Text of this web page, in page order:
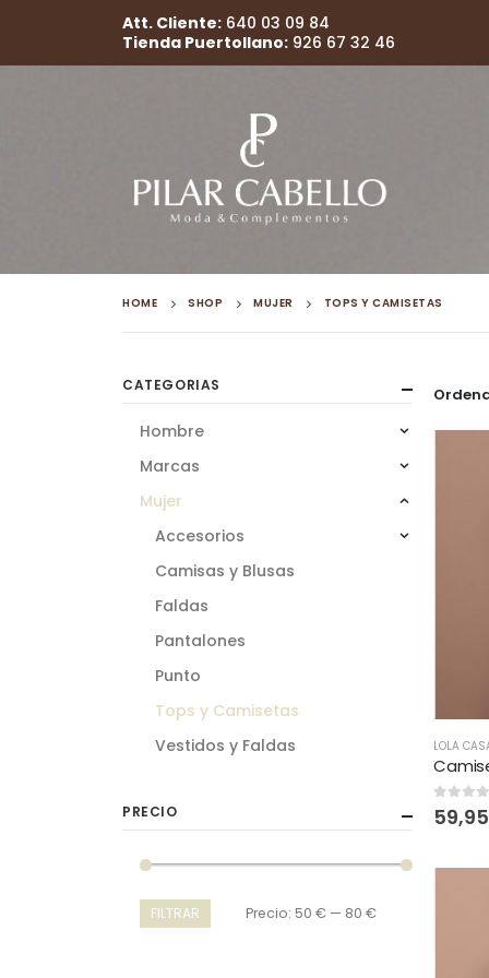
Att. Cliente: 640 03 09 84
Tienda Puertollano: 926 67 32 46
HOME SHOP MUJER TOPS Y CAMISETAS
LOLA
0out of
59,95
CATEGORIAS
Hombre
Marcas
Mujer
Accesorios
Camisas y Blusas
Faldas
Pantalones
Punto
Tops y Camisetas
Vestidos y Faldas
PRECIO
FILTRAR Precio: 50 €— 80 €